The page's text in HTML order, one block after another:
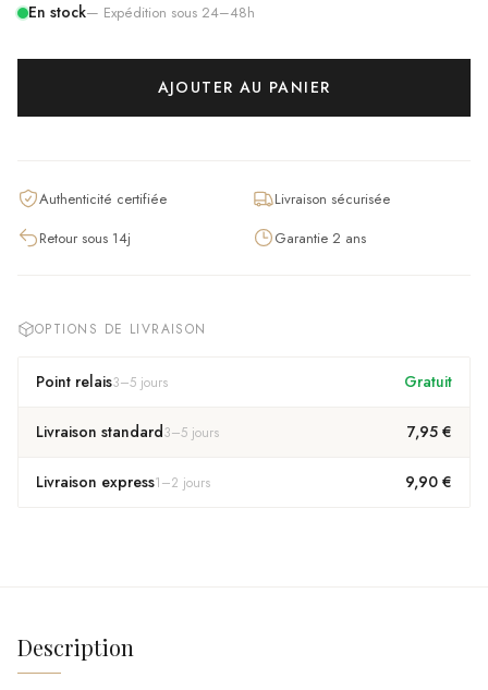
En stock— Expédition sous 24–48h
AJOUTER AU PANIER
Authenticité certifiée
Livraison sécurisée
Retour sous 14j
Garantie 2 ans
OPTIONS DE LIVRAISON
Point relais3–5 jours Gratuit
Livraison standard3–5 jours 7,95 €
Livraison express1–2 jours 9,90 €
Description